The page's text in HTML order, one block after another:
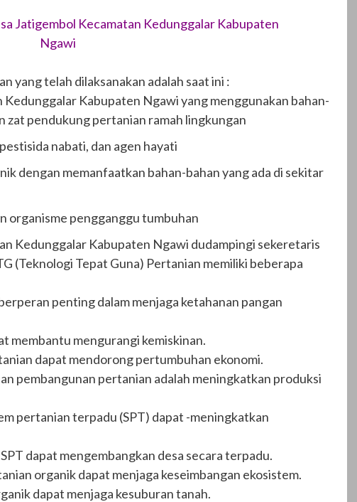
Jatigembol Kecamatan Kedunggalar Kabupaten
Ngawi
yang telah dilaksanakan adalah saat ini :
Kabupaten Ngawi yang menggunakan bahan-
zat pendukung pertanian ramah lingkungan
nabati, dan agen hayati
dengan memanfaatkan bahan-bahan yang ada di sekitar
organisme pengganggu tumbuhan
Kedunggalar Kabupaten Ngawi dudampingi sekeretaris
(Teknologi Tepat Guna) Pertanian memiliki beberapa
penting dalam menjaga ketahanan pangan
membantu mengurangi kemiskinan.
dapat mendorong pertumbuhan ekonomi.
pembangunan pertanian adalah meningkatkan produksi
pertanian terpadu (SPT) dapat -meningkatkan
dapat mengembangkan desa secara terpadu.
organik dapat menjaga keseimbangan ekosistem.
dapat menjaga kesuburan tanah.